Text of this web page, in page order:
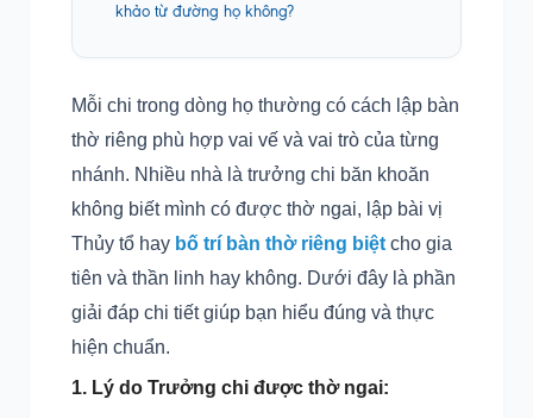
khảo từ đường họ không?
Mỗi chi trong dòng họ thường có cách lập bàn
thờ riêng phù hợp vai vế và vai trò của từng
nhánh. Nhiều nhà là trưởng chi băn khoăn
không biết mình có được thờ ngai, lập bài vị
Thủy tổ hay bố trí bàn thờ riêng biệt cho gia
tiên và thần linh hay không. Dưới đây là phần
giải đáp chi tiết giúp bạn hiểu đúng và thực
hiện chuẩn.
1. Lý do Trưởng chi được thờ ngai: